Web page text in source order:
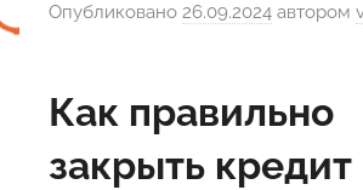
Опубликовано 26.09.2024 автором
Как правильно
закрыть кредит